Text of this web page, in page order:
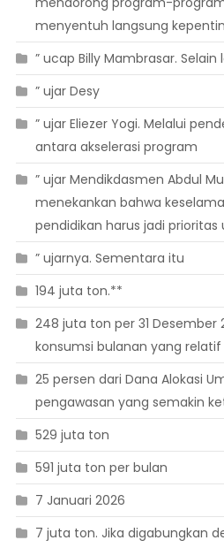
menyentuh langsung
” ucap Billy Mambrasar.
” ujar Desy
” ujar Eliezer Yogi. Melalui
antara akselerasi program
” ujar Mendikdasmen Abdul
menekankan bahwa
pendidikan harus jadi prioritas
” ujarnya. Sementara itu
194 juta ton.**
248 juta ton per 31 Desember
konsumsi bulanan yang relatif
25 persen dari Dana Alokasi
pengawasan yang semakin
529 juta ton
591 juta ton per bulan
7 Januari 2026
7 juta ton. Jika digabungkan